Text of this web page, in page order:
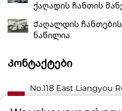
ქაღადის ჩანთის
Ქაღალდის ჩანთების
ნაწილია
Კონტაქტები
Ა
No.118 East Liangyou
Wanquan Town,